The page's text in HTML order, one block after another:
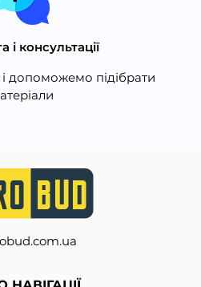
і консультації
допоможемо підібрати